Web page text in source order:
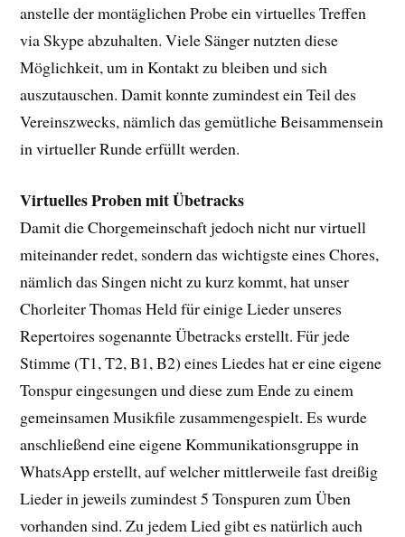
anstelle der montäglichen Probe ein virtuelles Treffen
via Skype abzuhalten. Viele Sänger nutzten diese
Möglichkeit, um in Kontakt zu bleiben und sich
auszutauschen. Damit konnte zumindest ein Teil des
Vereinszwecks, nämlich das gemütliche Beisammensein
in virtueller Runde erfüllt werden.
Virtuelles Proben mit Übetracks
Damit die Chorgemeinschaft jedoch nicht nur virtuell
miteinander redet, sondern das wichtigste eines Chores,
nämlich das Singen nicht zu kurz kommt, hat unser
Chorleiter Thomas Held für einige Lieder unseres
Repertoires sogenannte Übetracks erstellt. Für jede
Stimme (T1, T2, B1, B2) eines Liedes hat er eine eigene
Tonspur eingesungen und diese zum Ende zu einem
gemeinsamen Musikfile zusammengespielt. Es wurde
anschließend eine eigene Kommunikationsgruppe in
WhatsApp erstellt, auf welcher mittlerweile fast dreißig
Lieder in jeweils zumindest 5 Tonspuren zum Üben
vorhanden sind. Zu jedem Lied gibt es natürlich auch